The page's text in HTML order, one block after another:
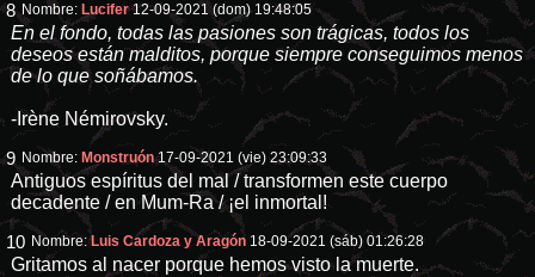
8 Nombre: Lucifer 12-09-2021 (dom) 19:48:05
En el fondo, todas las pasiones son trágicas, todos los
deseos están malditos, porque siempre conseguimos menos
de lo que soñábamos.
-Irène Némirovsky.
9 Nombre: Monstruón 17-09-2021 (vie) 23:09:33
Antiguos espíritus del mal / transformen este cuerpo
decadente / en Mum-Ra / ¡el inmortal!
10 Nombre: Luis Cardoza y Aragón 18-09-2021 (sáb) 01:26:28
Gritamos al nacer porque hemos visto la muerte.